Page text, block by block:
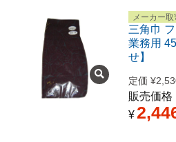
メーカー取
三角巾
業務用
せ】
定価 ¥
販売価格
¥